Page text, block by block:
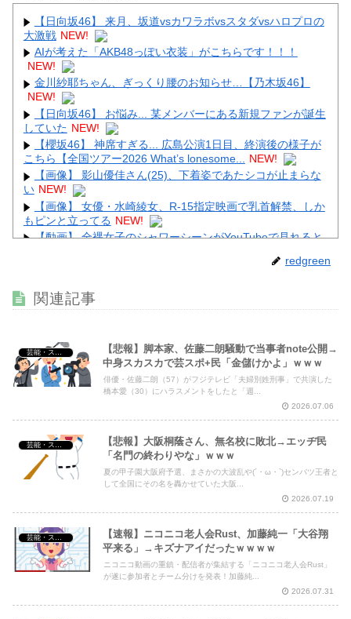
Powered by livedoor 相互RSS
【日向坂46】 来月、坂道vsカワラボvsスタダvsハロプロの
大激戦 NEW!
AIが考えた「AKB48っぽい衣装」がこちらです！！！
NEW!
金川紗耶ちゃん、ぎっくり腰のお知らせ…【乃木坂46】
NEW!
【日向坂46】 お悩み... 某メンバーにある新規ファンが誕生
していた NEW!
【櫻坂46】 神席すぎる... 広島公演1日目、終演後の様子が
こちら【全国ツアー2026 What’s lonesome...
NEW!
【画像】 影山優佳さん(25)、下着姿であたシコが止まらな
い NEW!
【画像】 女優・水崎綾女、R-15指定映画で乳首解禁、しか
もピンと立ってる NEW!
【動画】 全裸女子のシャワーシーンがYouTubeで見れると
NEW!
エ□すぎるｗｗｗｗｗｗ
Powered by livedoor 相互RSS
redgreen
関連記事
【悲報】脚本家、佐藤二朗騒動で当事者note公開→
中身スカスカで芸スポ+民「金儲けかよ」ｗｗｗ
俳優・佐藤二朗（57）がフジテレビ「夫婦別姓刑事」で共演した
橋本愛（30）にハラスメントをしたと「週...
2026.07.06
【悲報】大阪桐蔭さん、無名校に敗北→エッヂ民
「名門の終わりやな」ｗｗｗ
夏の甲子園大阪府予選、まさかの大波乱や(´・ω・`)センバツ王者と
して全国にその名を轟かせていた大阪...
2026.07.19
【速報】ニコニコ老人会Rust、加藤純一「大谷翔
平来る」→キズナアイだったｗｗｗｗ
ニコニコ動画の重鎮・配信者が集結する「ニコニコ老人会Rust」
が遂に参加者とチーム分けを発表！加藤純...
2026.07.31